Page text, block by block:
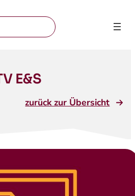
E&S
zurück zur Übersicht